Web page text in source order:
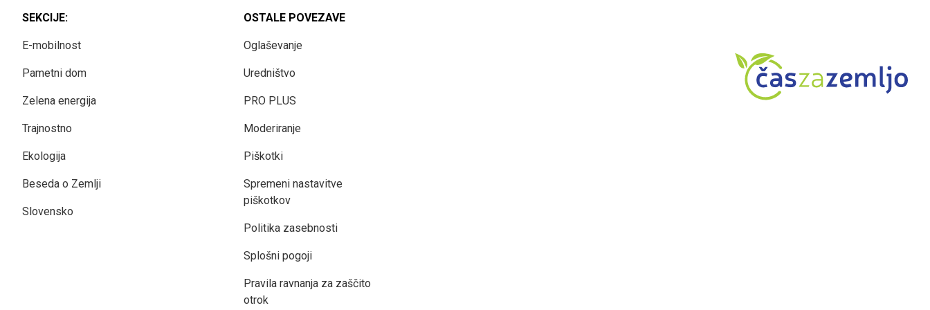
SEKCIJE:
E-mobilnost
Pametni dom
Zelena energija
Trajnostno
Ekologija
Beseda o Zemlji
Slovensko
OSTALE POVEZAVE
Oglaševanje
Uredništvo
PRO PLUS
Moderiranje
Piškotki
Spremeni nastavitve
piškotkov
Politika zasebnosti
Splošni pogoji
Pravila ravnanja za zaščito
otrok